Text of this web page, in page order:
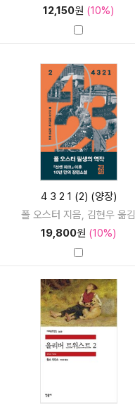
12,150원 (10%)
4 3 2 1 (2) (양장)
폴 오스터 지음, 김현우 옮김
19,800원 (10%)